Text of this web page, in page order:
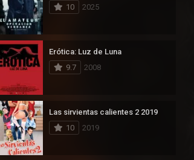
10
2025
Erótica: Luz de Luna
9.7
2008
Las sirvientas calientes 2 2019
10
2019